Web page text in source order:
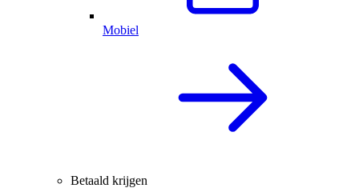
Mobiel
Betaald krijgen